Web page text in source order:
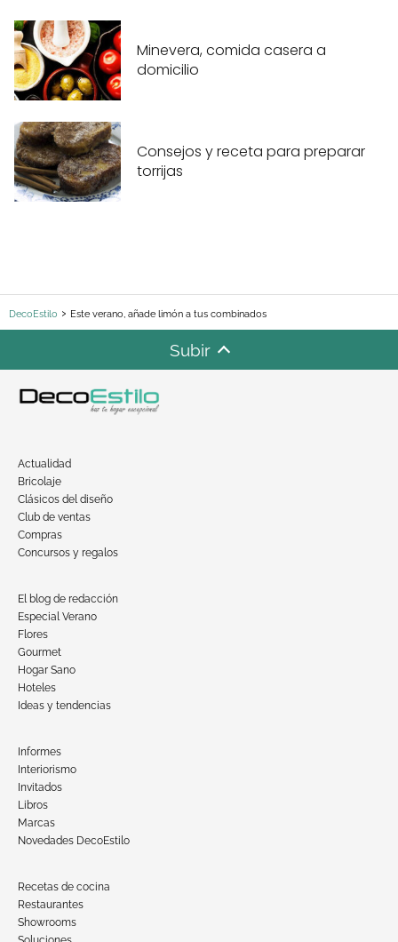
Minevera, comida casera a
domicilio
Consejos y receta para preparar
torrijas
DecoEstilo Este verano, añade limón a tus combinados
Subir
Actualidad
Bricolaje
Clásicos del diseño
Club de ventas
Compras
Concursos y regalos
El blog de redacción
Especial Verano
Flores
Gourmet
Hogar Sano
Hoteles
Ideas y tendencias
Informes
Interiorismo
Invitados
Libros
Marcas
Novedades DecoEstilo
Recetas de cocina
Restaurantes
Showrooms